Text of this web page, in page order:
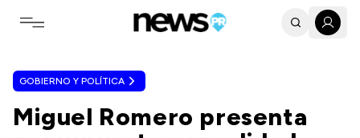
Toggle navigation menu
GOBIERNO Y POLÍTICA
Miguel Romero presenta